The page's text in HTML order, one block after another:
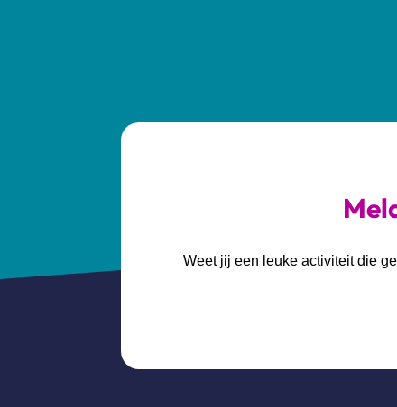
Weet jij een leuke activiteit die